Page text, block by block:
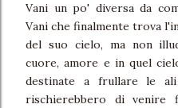
Vani un po' diversa da
Vani che finalmente trova
del suo cielo, ma non
cuore, amore e in quel
destinate a frullare le
rischierebbero di venire